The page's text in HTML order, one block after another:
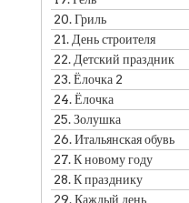
20.Гриль
21. День строителя
22. Детский праздник
23.Ёлочка 2
24.Ёлочка
25.Золушка
26.Итальянская обувь
27.К новому году
28.К празднику
29.Каждый день